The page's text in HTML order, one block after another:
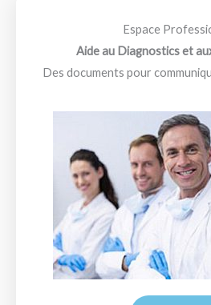
Espace
Aide au Diagnostics et
Des documents pour